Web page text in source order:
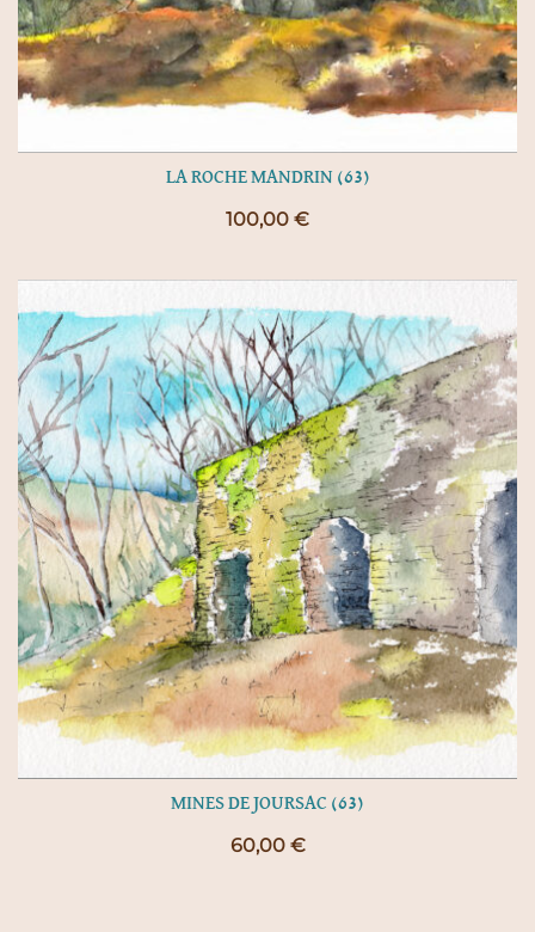
LA ROCHE MANDRIN (63)
100,00 €
MINES DE JOURSAC (63)
60,00 €